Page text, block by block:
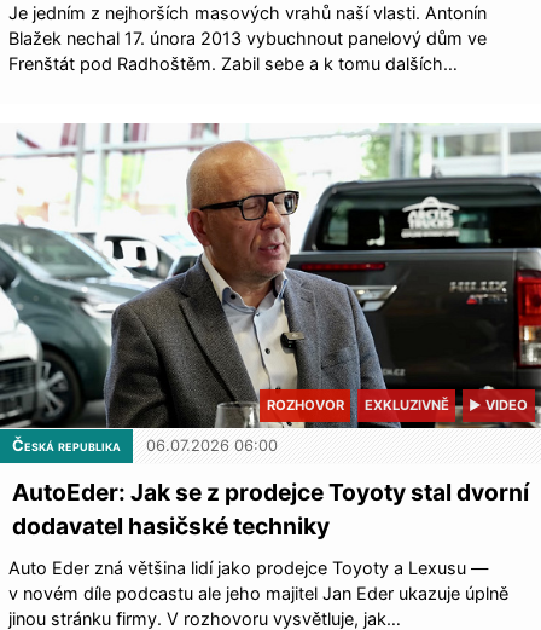
Je jedním z nejhorších masových vrahů naší vlasti. Antonín
Blažek nechal 17. února 2013 vybuchnout panelový dům ve
Frenštát pod Radhoštěm. Zabil sebe a k tomu dalších…
▶ VIDEO
EXKLUZIVNĚ
ROZHOVOR
Česká republika 06.07.2026 06:00
AutoEder: Jak se z prodejce Toyoty stal dvorní
dodavatel hasičské techniky
Auto Eder zná většina lidí jako prodejce Toyoty a Lexusu —
v novém díle podcastu ale jeho majitel Jan Eder ukazuje úplně
jinou stránku firmy. V rozhovoru vysvětluje, jak…